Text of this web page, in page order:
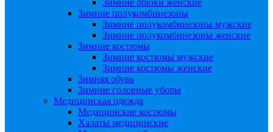
Зимние брюки женские
Зимние полукомбинезоны
Зимние полукомбинезоны мужские
Зимние полукомбинезоны женские
Зимние костюмы
Зимние костюмы мужские
Зимние костюмы женские
Зимняя обувь
Зимние головные уборы
Медицинская одежда
Медицинские костюмы
Халаты медицинские